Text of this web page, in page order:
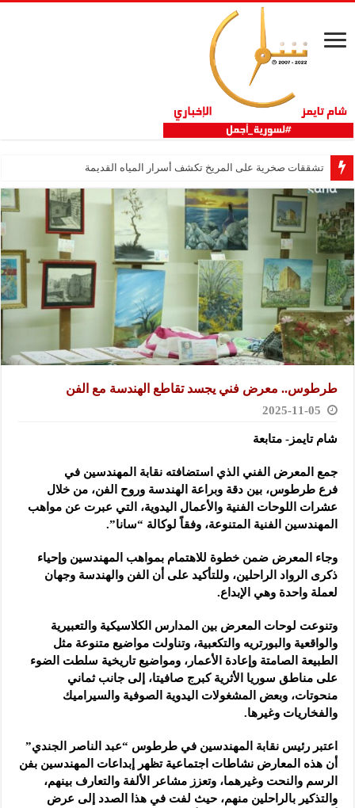
تشققات صخرية على المريخ تكشف أسرار المياه القديمة
طرطوس.. معرض فني يجسد تقاطع الهندسة مع الفن
2025-11-05
شام تايمز- متابعة
جمع المعرض الفني الذي استضافته نقابة المهندسين في
فرع طرطوس، بين دقة وبراعة الهندسة وروح الفن، من خلال
عشرات اللوحات الفنية والأعمال اليدوية، التي عبرت عن مواهب
المهندسين الفنية المتنوعة، وفقاً لوكالة “سانا”.
وجاء المعرض ضمن خطوة للاهتمام بمواهب المهندسين وإحياء
ذكرى الرواد الراحلين، وللتأكيد على أن الفن والهندسة وجهان
لعملة واحدة وهي الإبداع.
وتنوعت لوحات المعرض بين المدارس الكلاسيكية والتعبيرية
والواقعية والبورتريه والتكعبية، وتناولت مواضيع متنوعة مثل
الطبيعة الصامتة وإعادة الأعمار، ومواضيع تاريخية سلطت الضوء
على مناطق سوريا الأثرية كبرج صافيتا، إلى جانب ثماني
منحوتات، وبعض المشغولات اليدوية الصوفية والسيراميك
والفخاريات وغيرها.
اعتبر رئيس نقابة المهندسين في طرطوس “عبد الناصر الجندي”
أن هذه المعارض نشاطات اجتماعية تظهر إبداعات المهندسين بفن
الرسم والنحت وغيرهما، وتعزز مشاعر الألفة والتعارف بينهم،
والتذكير بالراحلين منهم، حيث لفت في هذا الصدد إلى عرض